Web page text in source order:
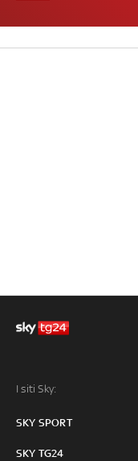
I siti Sky:
SKY SPORT
SKY TG24